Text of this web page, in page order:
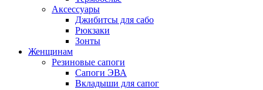
Аксессуары
Джибитсы для сабо
Рюкзаки
Зонты
Женщинам
Резиновые сапоги
Cапоги ЭВА
Вкладыши для сапог